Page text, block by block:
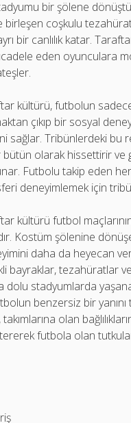
bir şölene
birleşen coşkulu
bir canlılık katar.
eden oyunculara
kültürü, futbolun
çıkıp bir sosyal
sağlar. Tribünlerdeki bu
bütün olarak hissettirir ve
Futbolu takip eden
deneyimlemek için
kültürü futbol
Kostüm şölenine
daha da heyecan
bayraklar, tezahüratlar
dolu stadyumlarda
benzersiz bir yanını
olan
futbola olan